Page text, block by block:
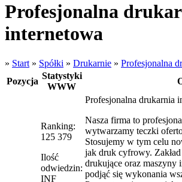
Profesjonalna
internetowa
» Start » Spółki » Drukarnie » Profesjonalna
Pozycja
Statystyki
WWW
Ranking:
125 379
Ilość
odwiedzin:
INF
Profesjonalna drukarnia
Nasza firma to
wytwarzamy teczki
Stosujemy w tym celu
jak druk cyfrowy.
drukujące oraz maszyny
podjąć się wykonania